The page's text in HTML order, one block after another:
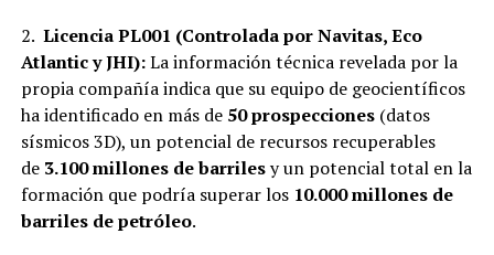
2. Licencia PL001 (Controlada por Navitas, Eco
Atlantic y JHI):La información técnica revelada por la
propia compañía indica que su equipo de geocientíficos
ha identificado en más de 50 prospecciones(datos
sísmicos 3D), un potencial de recursos recuperables
de 3.100 millones de barrilesy un potencial total en la
formación que podría superar los 10.000 millones de
barriles de petróleo.